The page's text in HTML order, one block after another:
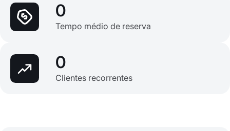
0
Tempo médio de reserva
0
Clientes recorrentes